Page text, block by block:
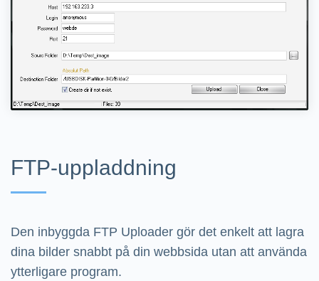
FTP-uppladdning
Den inbyggda FTP Uploader gör det enkelt att lagra
dina bilder snabbt på din webbsida utan att använda
ytterligare program.